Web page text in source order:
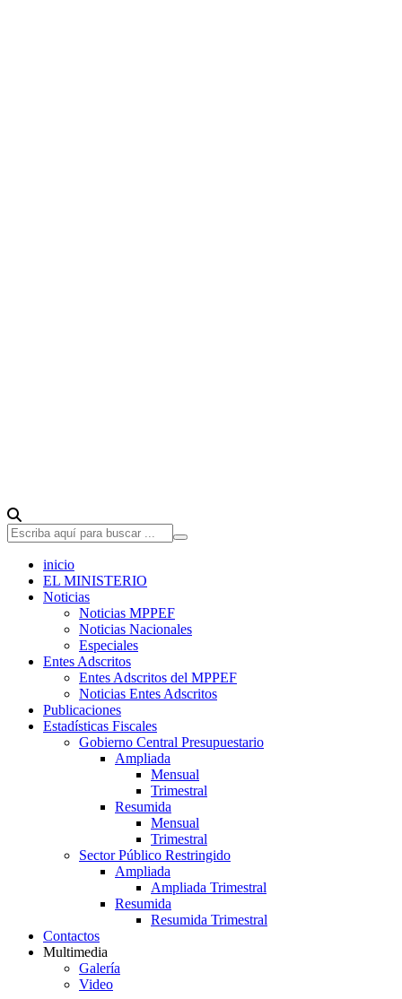
inicio
EL MINISTERIO
Noticias
Noticias MPPEF
Noticias Nacionales
Especiales
Entes Adscritos
Entes Adscritos del MPPEF
Noticias Entes Adscritos
Publicaciones
Estadísticas Fiscales
Gobierno Central Presupuestario
Ampliada
Mensual
Trimestral
Resumida
Mensual
Trimestral
Sector Público Restringido
Ampliada
Ampliada Trimestral
Resumida
Resumida Trimestral
Contactos
Multimedia
Galería
Video